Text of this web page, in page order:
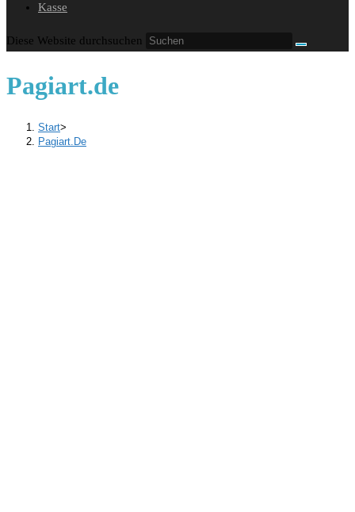
Kasse
Diese Website durchsuchen
Pagiart.de
Start>
Pagiart.de